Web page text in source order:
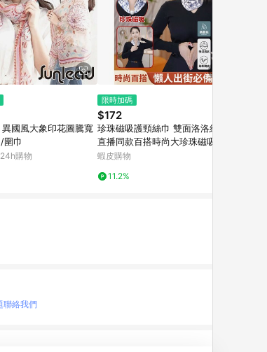
國風大象印花圖騰寬
圍巾
購物
限時加碼
$172
珍珠磁吸護頸絲巾 雙面洛洛絲巾
直播同款百搭時尚大珍珠磁吸扣
女護頸 磁扣三角巾絲巾圍巾
蝦皮購物
11.2%
聯絡我們